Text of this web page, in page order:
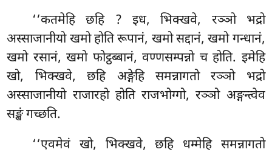
‘‘कतमेहि छहि ? इध, भिक्खवे, रञ्ञो भद्रो
अस्साजानीयो खमो होति रूपानं, खमो सद्दानं, खमो गन्धानं,
खमो रसानं, खमो फोट्ठब्बानं, वण्णसम्पन्नो च होति. इमेहि
खो, भिक्खवे, छहि अङ्गेहि समन्नागतो रञ्ञो भद्रो
अस्साजानीयो राजारहो होति राजभोग्गो, रञ्ञो अङ्गन्त्वेव
सङ्खं गच्छति.
‘‘एवमेवं खो, भिक्खवे, छहि धम्मेहि समन्नागतो